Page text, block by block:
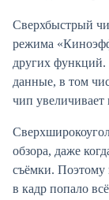
Сверхбыстрый
режима
других функций.
данные, в том
чип увеличивает
обзора, даже
съёмки. Поэтому
в кадр попало